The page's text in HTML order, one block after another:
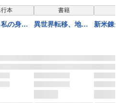
19
から消し
本
の身体
のよう
書籍
異世界転移、地雷
新米錬